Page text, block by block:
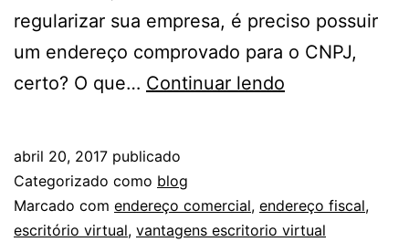
regularizar sua empresa, é preciso possuir
um endereço comprovado para o CNPJ,
certo? O que… Continuar lendo
para
que
abril 20, 2017 publicado
Categorizado como blog
Marcado com endereço comercial, endereço fiscal,
escritório virtual, vantagens escritorio virtual